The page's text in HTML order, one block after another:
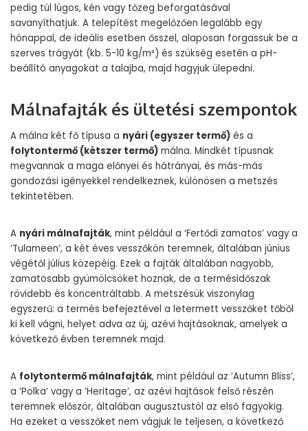
pedig túl lúgos, kén vagy tőzeg beforgatásával
savanyíthatjuk. A telepítést megelőzően legalább egy
hónappal, de ideális esetben ősszel, alaposan forgassuk be a
szerves trágyát (kb. 5-10 kg/m²) és szükség esetén a pH-
beállító anyagokat a talajba, majd hagyjuk ülepedni.
Málnafajták és ültetési szempontok
A málna két fő típusa a nyári (egyszer termő) és a
folytontermő (kétszer termő) málna. Mindkét típusnak
megvannak a maga előnyei és hátrányai, és más-más
gondozási igényekkel rendelkeznek, különösen a metszés
tekintetében.
A nyári málnafajták, mint például a ‘Fertődi zamatos’ vagy a
‘Tulameen’, a két éves vesszőkön teremnek, általában június
végétől július közepéig. Ezek a fajták általában nagyobb,
zamatosabb gyümölcsöket hoznak, de a termésidőszak
rövidebb és koncentráltabb. A metszésük viszonylag
egyszerű: a termés befejeztével a letermett vesszőket tőből
ki kell vágni, helyet adva az új, azévi hajtásoknak, amelyek a
következő évben teremnek majd.
A folytontermő málnafajták, mint például az ‘Autumn Bliss’,
a ‘Polka’ vagy a ‘Heritage’, az azévi hajtások felső részén
teremnek először, általában augusztustól az első fagyokig.
Ha ezeket a vesszőket nem vágjuk le teljesen, a következő